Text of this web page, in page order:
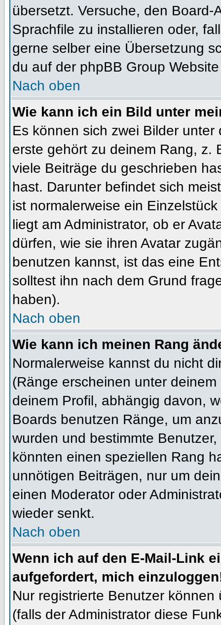
übersetzt. Versuche, den
Sprachfile zu installieren oder,
gerne selber eine Übersetzung
du auf der phpBB Group
Nach oben
Wie kann ich ein Bild unter
Es können sich zwei Bilder
erste gehört zu deinem Rang, z.
viele Beiträge du geschrieben
hast. Darunter befindet sich
ist normalerweise ein
liegt am Administrator, ob er
dürfen, wie sie ihren Avatar
benutzen kannst, ist das eine
solltest ihn nach dem Grund
haben).
Nach oben
Wie kann ich meinen Rang
Normalerweise kannst du nicht
(Ränge erscheinen unter
deinem Profil, abhängig davon,
Boards benutzen Ränge, um
wurden und bestimmte
könnten einen speziellen Rang
unnötigen Beiträgen, nur um
einen Moderator oder
wieder senkt.
Nach oben
Wenn ich auf den E-Mail-Link
aufgefordert, mich
Nur registrierte Benutzer
(falls der Administrator diese